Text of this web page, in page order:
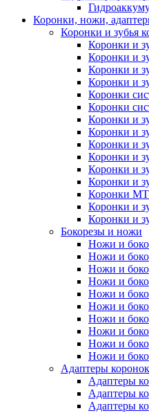
Коронки, ножи,
Коронки и зубья
Коронки и
Коронки и
Коронки и
Коронки и
Коронки
Коронки
Коронки и
Коронки и
Коронки и
Коронки и
Коронки и
Коронки и
Коронки
Коронки и
Коронки и
Бокорезы и ножи
Ножи и
Ножи и
Ножи и
Ножи и
Ножи и
Ножи и
Ножи и
Ножи и
Ножи и
Ножи и
Адаптеры коронок
Адаптеры
Адаптеры
Адаптеры